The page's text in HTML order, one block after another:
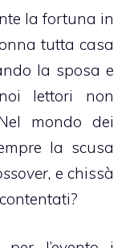
la fortuna in
tutta casa
la sposa e
noi lettori non
mondo dei
la scusa
, e chissà